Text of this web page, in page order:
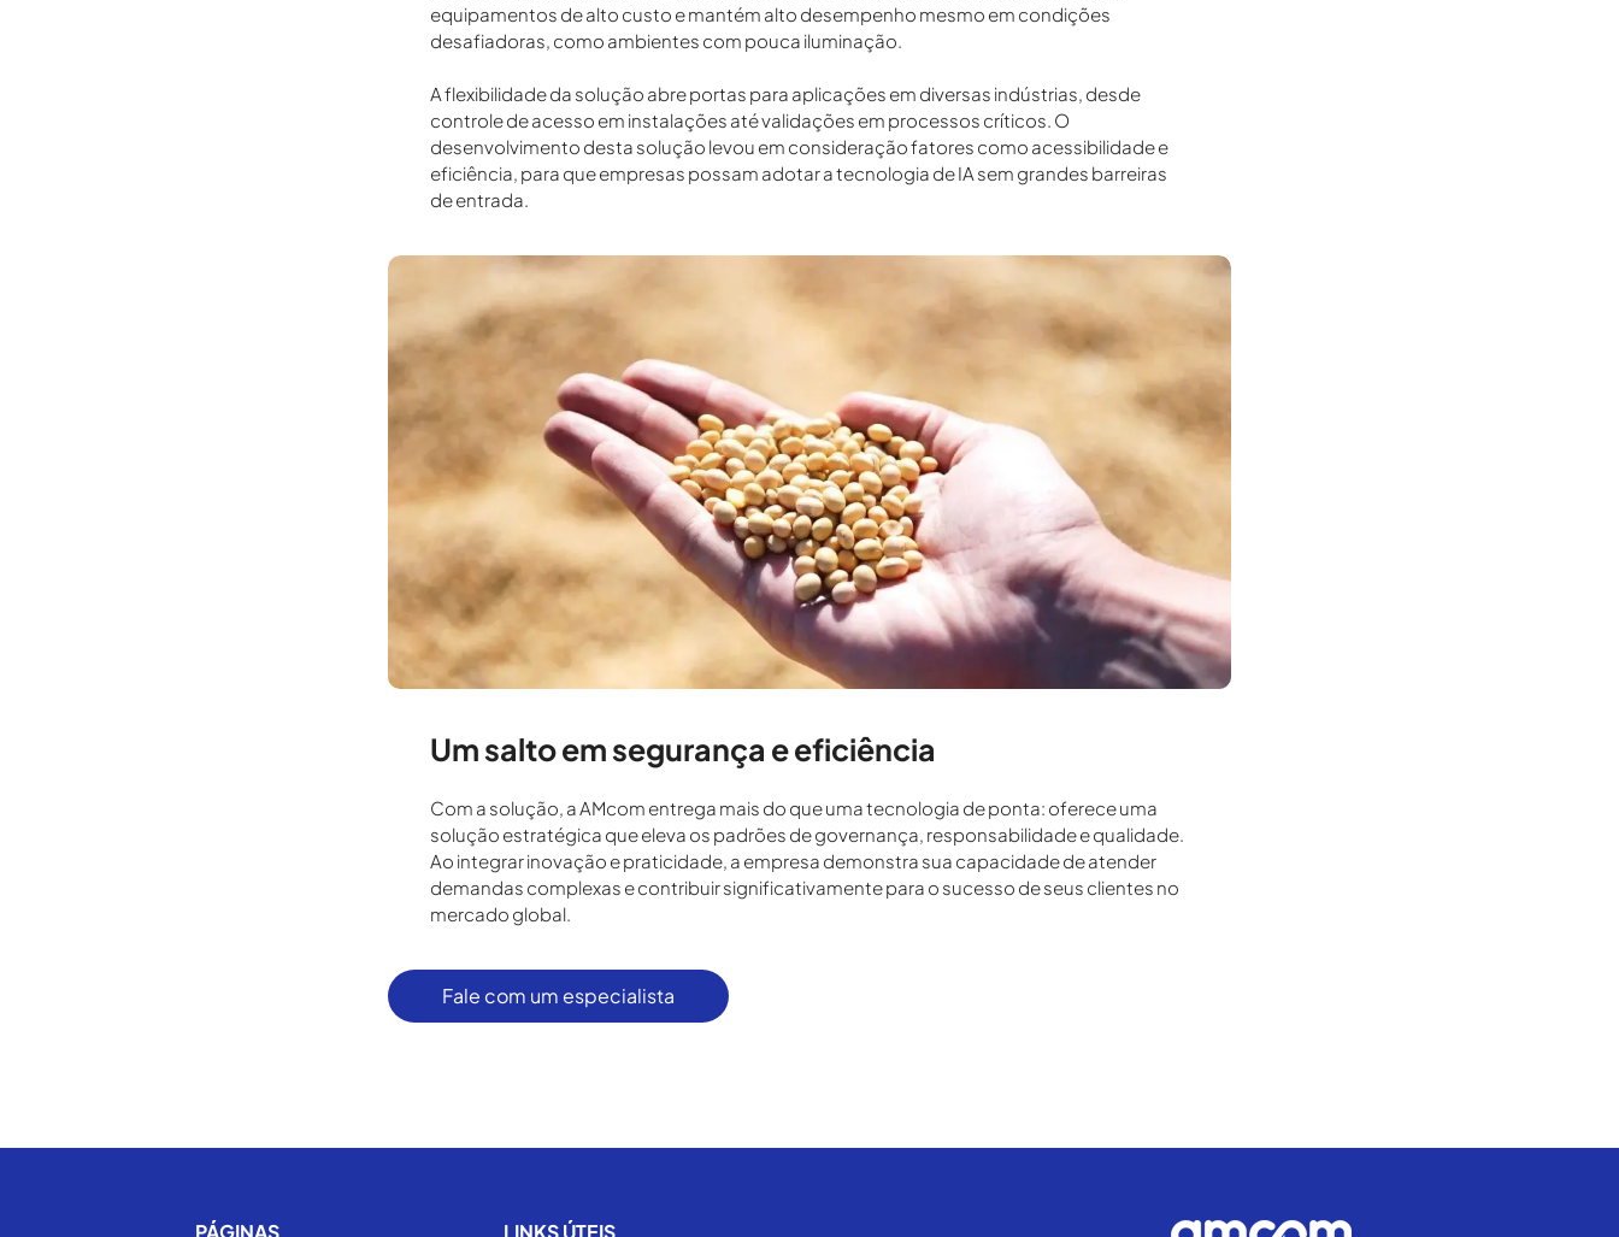
equipamentos de alto custo e mantém alto desempenho mesmo em condições
desafiadoras, como ambientes com pouca iluminação.
A flexibilidade da solução abre portas para aplicações em diversas indústrias, desde
controle de acesso em instalações até validações em processos críticos. O
desenvolvimento desta solução levou em consideração fatores como acessibilidade e
eficiência, para que empresas possam adotar a tecnologia de IA sem grandes barreiras
de entrada.
Um salto em segurança e eficiência
Com a solução, a AMcom entrega mais do que uma tecnologia de ponta: oferece uma
solução estratégica que eleva os padrões de governança, responsabilidade e qualidade.
Ao integrar inovação e praticidade, a empresa demonstra sua capacidade de atender
demandas complexas e contribuir significativamente para o sucesso de seus clientes no
mercado global.
Fale com um especialista
PÁGINAS LINKS ÚTEIS